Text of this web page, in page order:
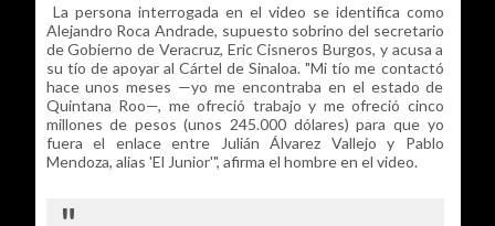
La persona interrogada en el video se identifica como
Alejandro Roca Andrade, supuesto sobrino del secretario
de Gobierno de Veracruz, Eric Cisneros Burgos, y acusa a
su tío de apoyar al Cártel de Sinaloa. "Mi tío me contactó
hace unos meses —yo me encontraba en el estado de
Quintana Roo—, me ofreció trabajo y me ofreció cinco
millones de pesos (unos 245.000 dólares) para que yo
fuera el enlace entre Julián Álvarez Vallejo y Pablo
Mendoza, alias 'El Junior'", afirma el hombre en el video.